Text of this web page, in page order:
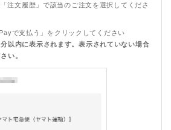
注文履歴」で該当のご注文を選択してくださ
で支払う」をクリックしてください
以内に表示されます。表示されていない場合
い。